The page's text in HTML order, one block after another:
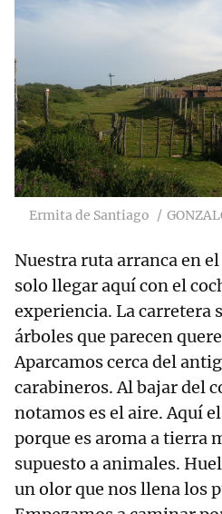
Ermita de Santiago
Nuestra ruta arranca en el
solo llegar aquí con el
experiencia. La carretera
árboles que parecen
Aparcamos cerca del
carabineros. Al bajar del
notamos es el aire. Aquí
porque es aroma a tierra
supuesto a animales.
un olor que nos llena los